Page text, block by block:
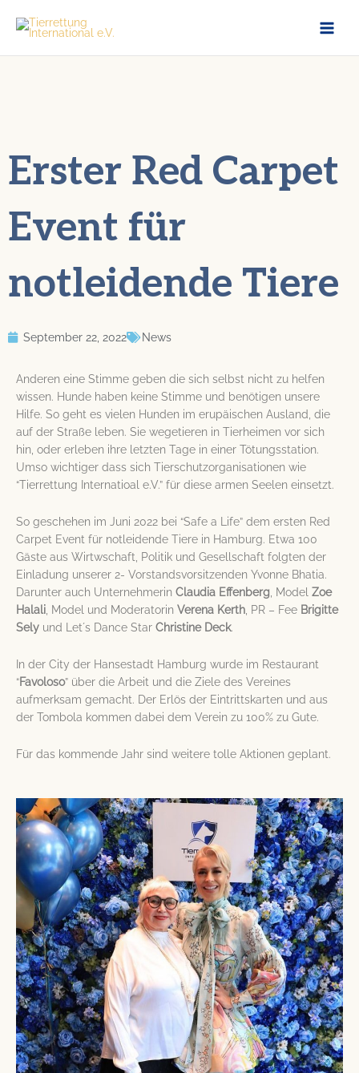
Inhalt
Erster Red Carpet
Event für
notleidende Tiere
September 22, 2022 News
Anderen eine Stimme geben die sich selbst nicht zu helfen
wissen. Hunde haben keine Stimme und benötigen unsere
Hilfe. So geht es vielen Hunden im erupäischen Ausland, die
auf der Straße leben. Sie wegetieren in Tierheimen vor sich
hin, oder erleben ihre letzten Tage in einer Tötungsstation.
Umso wichtiger dass sich Tierschutzorganisationen wie
“Tierrettung Internatioal e.V.” für diese armen Seelen einsetzt.
So geschehen im Juni 2022 bei “Safe a Life” dem ersten Red
Carpet Event für notleidende Tiere in Hamburg. Etwa 100
Gäste aus Wirtwschaft, Politik und Gesellschaft folgten der
Einladung unserer 2- Vorstandsvorsitzenden Yvonne Bhatia.
Darunter auch Unternehmerin Claudia Effenberg , Model Zoe
Halali , Model und Moderatorin Verena Kerth , PR – Fee Brigitte
Sely und Let´s Dance Star Christine Deck.
In der City der Hansestadt Hamburg wurde im Restaurant
“Favoloso” über die Arbeit und die Ziele des Vereines
aufmerksam gemacht. Der Erlös der Eintrittskarten und aus
der Tombola kommen dabei dem Verein zu 100% zu Gute.
Für das kommende Jahr sind weitere tolle Aktionen geplant.